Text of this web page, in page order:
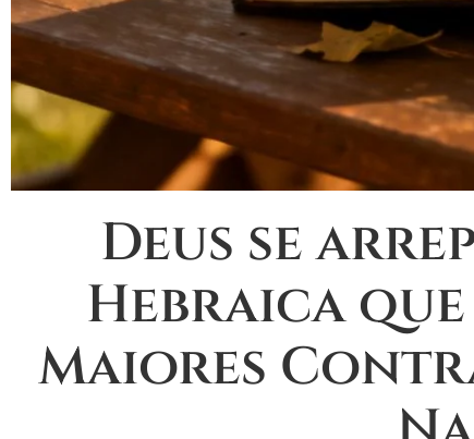
Deus se
Hebraica que
Maiores